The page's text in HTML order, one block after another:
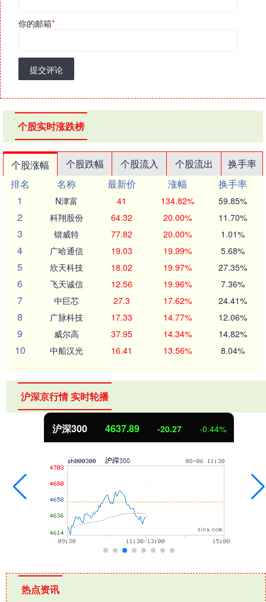
你的邮箱*
提交评论
个股实时涨跌榜
个股涨幅 个股跌幅 个股流入 个股流出
换手率
排名
名称 最新价 涨幅
换手率
1
N津富 41 134.82% 59.85%
2 科翔股份 64.32 20.00% 11.70%
3 锴威特 77.82 20.00% 1.01%
4 广哈通信 19.03 19.99% 5.68%
5 欣天科技 18.02 19.97% 27.35%
6 飞天诚信 12.56 19.96% 7.36%
7 中巨芯 27.3 17.62% 24.41%
8 广脉科技 17.33 14.77% 12.06%
9 威尔高 37.95 14.34% 14.82%
10 中船汉光 16.41 13.56% 8.04%
沪深京行情 实时轮播
北证50 1115.17 -4.29 -0.38%
热点资讯